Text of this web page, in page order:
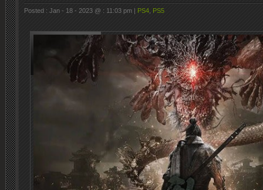
Posted : Jan - 18 - 2023 @ : 11:03 pm | PS4 PS5